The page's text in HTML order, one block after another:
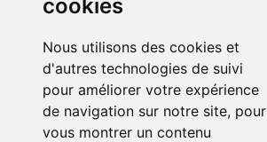
cookies
Nous utilisons des cookies et
d'autres technologies de suivi
pour améliorer votre expérience
de navigation sur notre site, pour
vous montrer un contenu